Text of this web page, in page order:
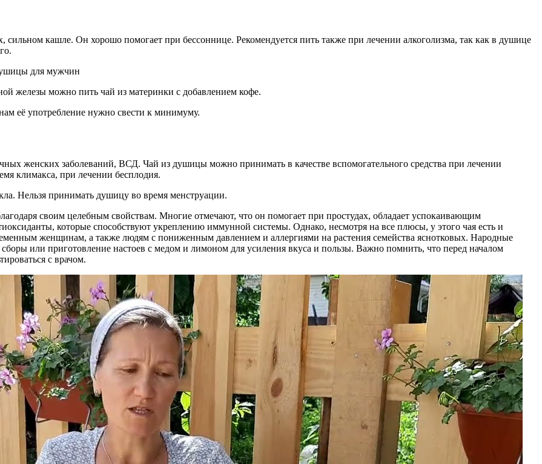
кашле. Он хорошо помогает при бессоннице. Рекомендуется пить также при лечении алкоголизма, так как в душице
железы можно пить чай из материнки с добавлением кофе.
её употребление нужно свести к минимуму.
женских заболеваний, ВСД. Чай из душицы можно принимать в качестве вспомогательного средства при лечении
климакса, при лечении бесплодия.
Нельзя принимать душицу во время менструации.
своим целебным свойствам. Многие отмечают, что он помогает при простудах, обладает успокаивающим
которые способствуют укреплению иммунной системы. Однако, несмотря на все плюсы, у этого чая есть и
женщинам, а также людям с пониженным давлением и аллергиями на растения семейства яснотковых. Народные
или приготовление настоев с медом и лимоном для усиления вкуса и пользы. Важно помнить, что перед началом
с врачом.